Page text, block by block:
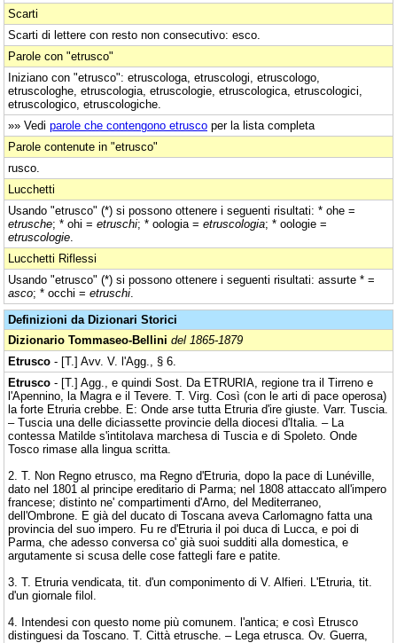
Scarti
Scarti di lettere con resto non consecutivo: esco.
Parole con "etrusco"
Iniziano con "etrusco": etruscologa, etruscologi, etruscologo,
etruscologhe, etruscologia, etruscologie, etruscologica, etruscologici,
etruscologico, etruscologiche.
»» Vedi parole che contengono etrusco per la lista completa
Parole contenute in "etrusco"
rusco.
Lucchetti
Usando "etrusco" (*) si possono ottenere i seguenti risultati: * ohe =
etrusche; * ohi = etruschi; * oologia = etruscologia; * oologie =
etruscologie
Lucchetti Riflessi
Usando "etrusco" (*) si possono ottenere i seguenti risultati: assurte * =
asco; * occhi = etruschi
Definizioni da Dizionari Storici
Dizionario Tommaseo-Bellini del 1865-1879
Etrusco - [T.] Avv. V. l'Agg., § 6.
Etrusco - [T.] Agg., e quindi Sost. Da ETRURIA, regione tra il Tirreno e
l'Apennino, la Magra e il Tevere. T. Virg. Così (con le arti di pace operosa)
la forte Etruria crebbe. E: Onde arse tutta Etruria d'ire giuste. Varr. Tuscia.
– Tuscia una delle diciassette provincie della diocesi d'Italia. – La
contessa Matilde s'intitolava marchesa di Tuscia e di Spoleto. Onde
Tosco rimase alla lingua scritta.
2. T. Non Regno etrusco, ma Regno d'Etruria, dopo la pace di Lunéville,
dato nel 1801 al principe ereditario di Parma; nel 1808 attaccato all'impero
francese; distinto ne' compartimenti d'Arno, del Mediterraneo,
dell'Ombrone. E già del ducato di Toscana aveva Carlomagno fatta una
provincia del suo impero. Fu re d'Etruria il poi duca di Lucca, e poi di
Parma, che adesso conversa co' già suoi sudditi alla domestica, e
argutamente si scusa delle cose fattegli fare e patite.
3. T. Etruria vendicata, tit. d'un componimento di V. Alfieri. L'Etruria, tit.
d'un giornale filol.
4. Intendesi con questo nome più comunem. l'antica; e così Etrusco
distinguesi da Toscano. T. Città etrusche. – Lega etrusca. Ov. Guerra,